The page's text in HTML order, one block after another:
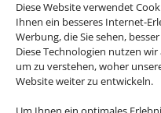
Diese Website verwendet
Ihnen ein besseres Internet-
Werbung, die Sie sehen,
Diese Technologien nutzen
um zu verstehen, woher
Website weiter zu entwickeln.
Um Ihnen ein optimales
Griechenland
© Funny Studio/
© Comofoto/
© Sodel Vladyslav/
© millaf/stock.adobe.com
Italien